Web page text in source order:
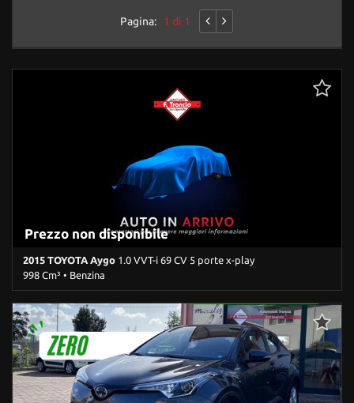
Pagina: 1 di 1
Prezzo non disponibile
2015 TOYOTA Aygo 1.0 VVT-i 69 CV 5 porte x-play
998 Cm³ • Benzina
31.000 Km • Cambio Manuale (5) • Bianco metallizzato • 5 Porte •
ABS • Airbag • Airbag Passeggero • Cerchi in lega • Controllo
trazione • ESP